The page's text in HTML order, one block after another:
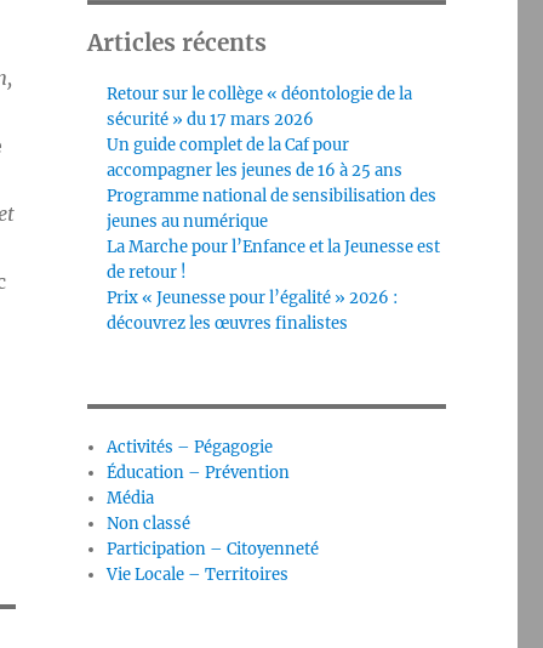
Articles récents
Retour sur le collège « déontologie de la
sécurité » du 17 mars 2026
Un guide complet de la Caf pour
accompagner les jeunes de 16 à 25 ans
Programme national de sensibilisation des
jeunes au numérique
La Marche pour l’Enfance et la Jeunesse est
de retour !
Prix « Jeunesse pour l’égalité » 2026 :
découvrez les œuvres finalistes
Activités – Pégagogie
Éducation – Prévention
Média
Non classé
Participation – Citoyenneté
Vie Locale – Territoires